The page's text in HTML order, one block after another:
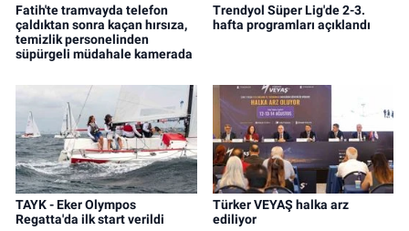
Fatih'te tramvayda telefon
çaldıktan sonra kaçan hırsıza,
temizlik personelinden
süpürgeli müdahale kamerada
Trendyol Süper Lig'de 2-3.
hafta programları açıklandı
TAYK - Eker Olympos
Regatta'da ilk start verildi
Türker VEYAŞ halka arz
ediliyor